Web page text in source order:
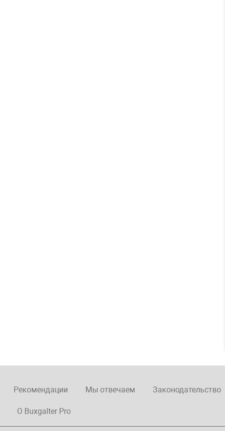
Рекомендации Мы отвечаем Законодательство
О Buxgalter Pro